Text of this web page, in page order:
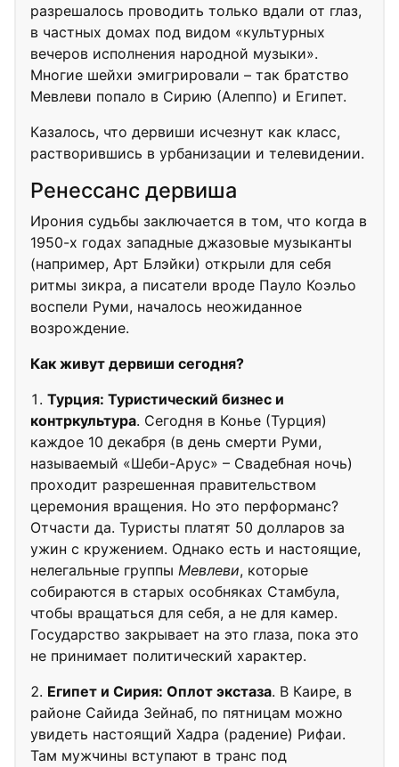
разрешалось проводить только вдали от глаз,
в частных домах под видом «культурных
вечеров исполнения народной музыки».
Многие шейхи эмигрировали – так братство
Мевлеви попало в Сирию (Алеппо) и Египет.
Казалось, что дервиши исчезнут как класс,
растворившись в урбанизации и телевидении.
Ренессанс дервиша
Ирония судьбы заключается в том, что когда в
1950-х годах западные джазовые музыканты
(например, Арт Блэйки) открыли для себя
ритмы зикра, а писатели вроде Пауло Коэльо
воспели Руми, началось неожиданное
возрождение.
Как живут дервиши сегодня?
Турция: Туристический бизнес и
контркультура. Сегодня в Конье (Турция)
каждое 10 декабря (в день смерти Руми,
называемый «Шеби-Арус» – Свадебная ночь)
проходит разрешенная правительством
церемония вращения. Но это перформанс?
Отчасти да. Туристы платят 50 долларов за
ужин с кружением. Однако есть и настоящие,
нелегальные группы Мевлеви, которые
собираются в старых особняках Стамбула,
чтобы вращаться для себя, а не для камер.
Государство закрывает на это глаза, пока это
не принимает политический характер.
Египет и Сирия: Оплот экстаза. В Каире, в
районе Сайида Зейнаб, по пятницам можно
увидеть настоящий Хадра (радение) Рифаи.
Там мужчины вступают в транс под